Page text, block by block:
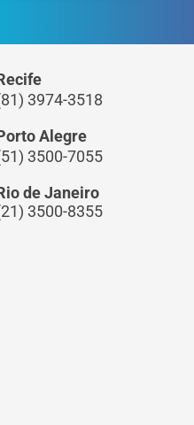
3974-3518
Alegre
3500-7055
de Janeiro
3500-8355